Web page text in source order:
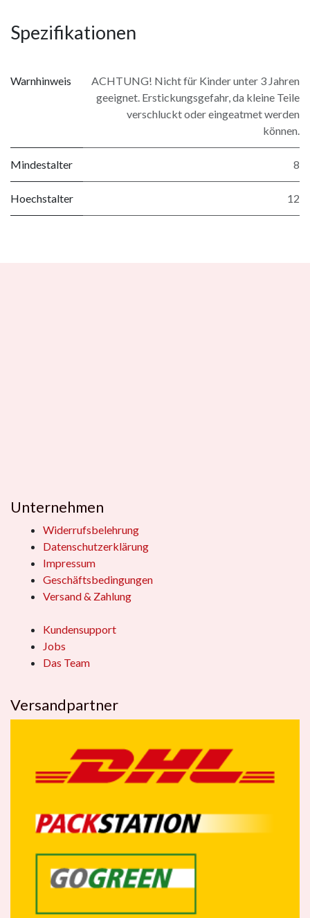
Spezifikationen
Warnhinweis
ACHTUNG! Nicht für Kinder unter 3 Jahren
geeignet. Erstickungsgefahr, da kleine Teile
verschluckt oder eingeatmet werden
können.
Mindestalter 8
Hoechstalter 12
Unternehmen
Widerrufsbelehrung
Datenschutzerklärung
Impressum
Geschäftsbedingungen
Versand & Zahlung
Kundensupport
Jobs
Das Team
Versandpartner